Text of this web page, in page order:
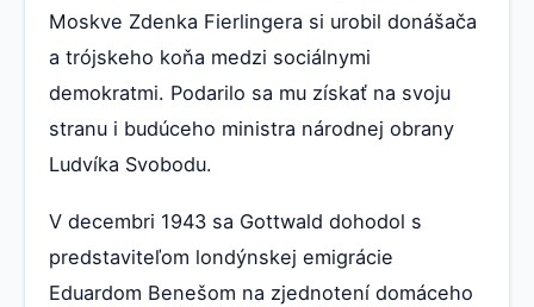
Moskve Zdenka Fierlingera si urobil donášača
a trójskeho koňa medzi sociálnymi
demokratmi. Podarilo sa mu získať na svoju
stranu i budúceho ministra národnej obrany
Ludvíka Svobodu.
V decembri 1943 sa Gottwald dohodol s
predstaviteľom londýnskej emigrácie
Eduardom Benešom na zjednotení domáceho